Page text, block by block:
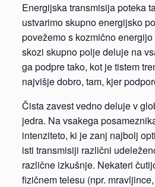
Energijska transmisija poteka
ustvarimo skupno energijsko
povežemo s kozmično
skozi skupno polje deluje na
ga podpre tako, kot je tistem
najvišje dobro, tam, kjer
Čista zavest vedno deluje v
jedra. Na vsakega
intenziteto, ki je zanj najbolj
isti transmisiji različni
različne izkušnje. Nekateri
fizičnem telesu (npr.